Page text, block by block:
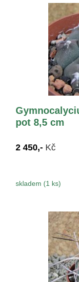
pot 8,5 cm
2 450,- Kč
skladem (1 ks)